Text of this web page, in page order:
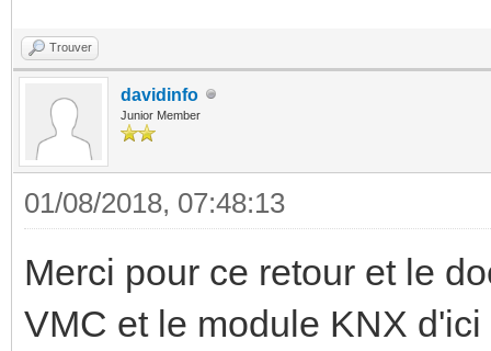
Trouver
davidinfo
Junior Member
01/08/2018, 07:48:13
Merci pour ce retour et le
VMC et le module KNX